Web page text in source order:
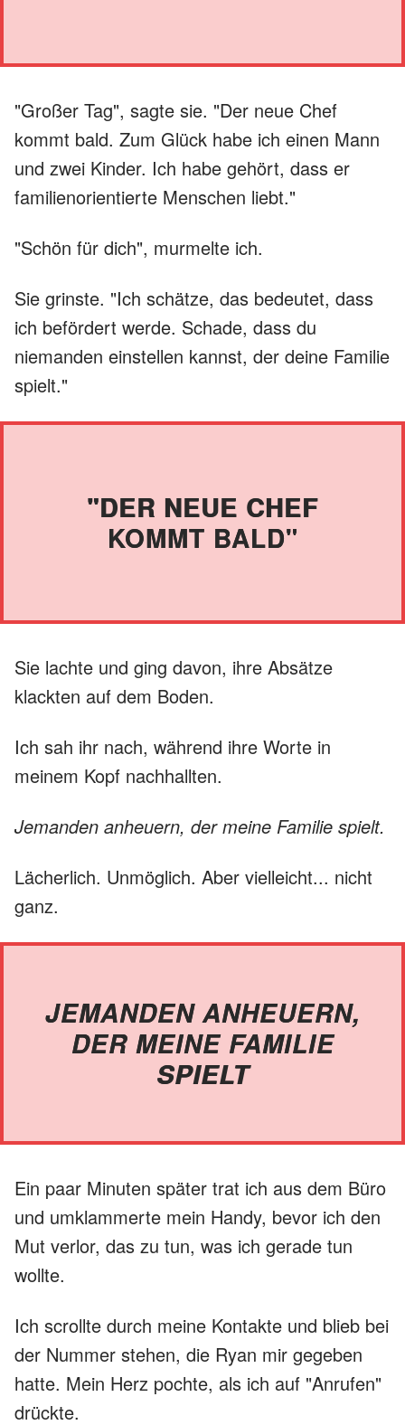
"Großer Tag", sagte sie. "Der neue Chef
kommt bald. Zum Glück habe ich einen Mann
und zwei Kinder. Ich habe gehört, dass er
familienorientierte Menschen liebt."
"Schön für dich", murmelte ich.
Sie grinste. "Ich schätze, das bedeutet, dass
ich befördert werde. Schade, dass du
niemanden einstellen kannst, der deine Familie
spielt."
"DER NEUE CHEF
KOMMT BALD"
Sie lachte und ging davon, ihre Absätze
klackten auf dem Boden.
Ich sah ihr nach, während ihre Worte in
meinem Kopf nachhallten.
Jemanden anheuern, der meine Familie spielt.
Lächerlich. Unmöglich. Aber vielleicht... nicht
ganz.
JEMANDEN ANHEUERN,
DER MEINE FAMILIE
SPIELT
Ein paar Minuten später trat ich aus dem Büro
und umklammerte mein Handy, bevor ich den
Mut verlor, das zu tun, was ich gerade tun
wollte.
Ich scrollte durch meine Kontakte und blieb bei
der Nummer stehen, die Ryan mir gegeben
hatte. Mein Herz pochte, als ich auf "Anrufen"
drückte.